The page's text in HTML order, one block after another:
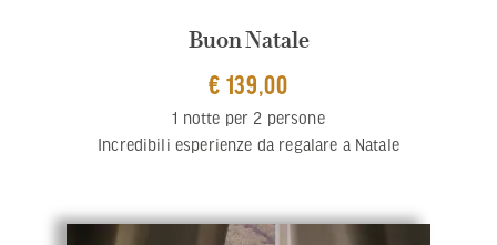
Buon Natale
€ 139,00
1 notte per 2 persone
Incredibili esperienze da regalare a Natale